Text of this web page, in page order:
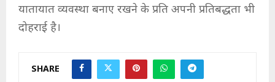
यातायात व्यवस्था बनाए रखने के प्रति अपनी प्रतिबद्धता भी
दोहराई है।
SHARE